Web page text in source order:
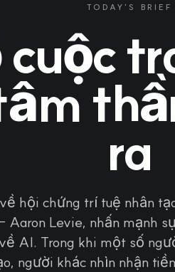
TODAY'S BRIEF
ra
hội chứng trí tuệ nhân
Aaron Levie, nhấn mạnh
AI. Trong khi một số
người khác nhìn nhận